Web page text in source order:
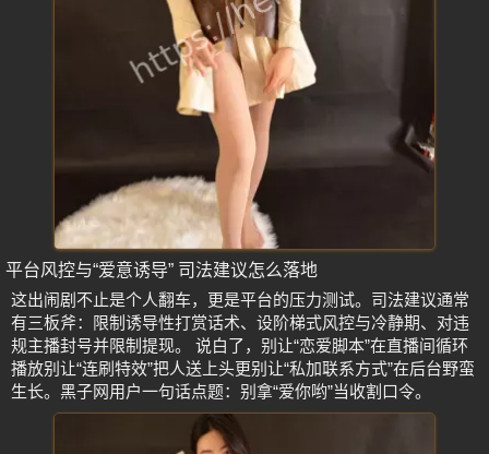
平台风控与“爱意诱导” 司法建议怎么落地
这出闹剧不止是个人翻车，更是平台的压力测试。司法建议通常
有三板斧：限制诱导性打赏话术、设阶梯式风控与冷静期、对违
规主播封号并限制提现。 说白了，别让“恋爱脚本”在直播间循环
播放别让“连刷特效”把人送上头更别让“私加联系方式”在后台野蛮
生长。黑子网用户一句话点题：别拿“爱你哟”当收割口令。